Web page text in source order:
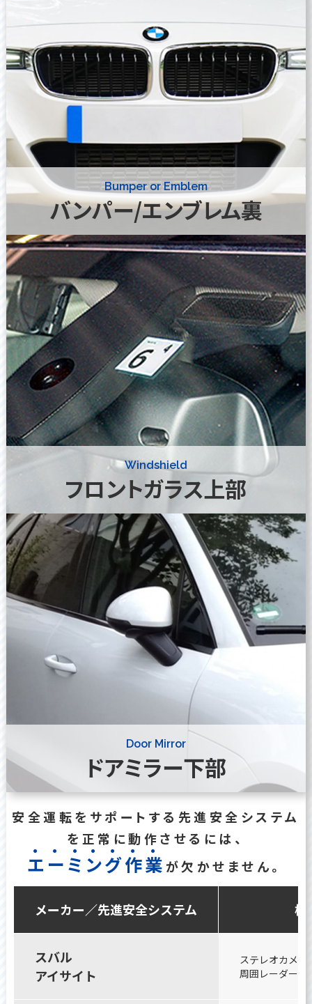
Bumper or Emblem
バンパー/エンブレム裏
Windshield
フロントガラス上部
Door Mirror
ドアミラー下部
安全運転をサポートする先進安全システム
を正常に動作させるには、
エ ーミ ング作業 が欠かせません。
メーカー／先進安全システム 構
スバル
アイサイト
ステレオカメラ
周囲レーダー（